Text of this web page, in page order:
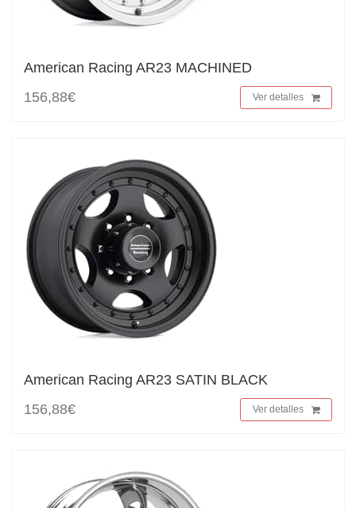
American Racing AR23 MACHINED
156,88€
Ver detalles
American Racing AR23 SATIN BLACK
156,88€
Ver detalles